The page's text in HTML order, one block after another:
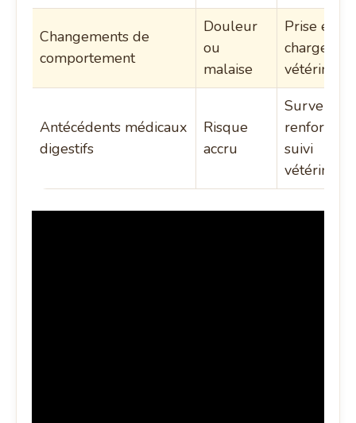
Changements de
comportement
Douleur
ou
malaise
Prise en
charge
vétérinaire
Antécédents médicaux
digestifs
Risque
accru
renforcée
suivi
vétérinaire